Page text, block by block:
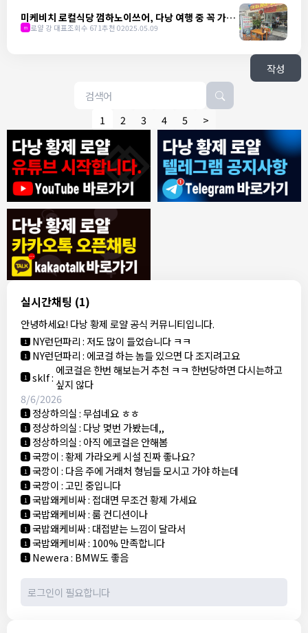
실시간채팅 (1)
안녕하세요! 다낭 황제 로얄 공식 커뮤니티입니다.
8/4/2026
1 모기한테물림:여기도 문의해보면 바로 알려줌
1 모기한테물림:정찰가보다 쌀수 없음
1 결혼안해:ㄹㅇ 팩트 ㅋㅋㅋㅋ
결혼안해:ㄹㅇ 팩트 ㅋㅋㅋㅋ
8/5/2026
NY런던파리 :다낭 에코걸 여기서 예약 가능한가요?
1 3군:에코걸 좀 조심 하는게 좋음
1 NY런던파리:저도 많이 들었습니다 ㅋㅋ
1 NY런던파리: 에코걸 하는 놈들 있으면 다 조지려고요
1 sklf: 에코걸은 한번 해보는거 추천 ㅋㅋ 한번당하면 다시는하고
싶지 않다
8/6/2026
1 정상하의실:무섭네요 ㅎㅎ
1 정상하의실: 다낭 몇번 가봤는데,,
1 정상하의실: 아직 에코걸은 안해봄
1 국깡이:황제 가라오케 시설 진짜 좋나요?
1 국깡이: 다음 주에 거래처 형님들 모시고 가야 하는데
1 국깡이:고민 중입니다
1 국밥왜케비싸: 접대면 무조건 황제 가세요
1 국밥왜케비싸:룸 컨디션이나
1 국밥왜케비싸: 대접받는 느낌이 달라서
1 국밥왜케비싸: 100% 만족합니다
1 Newera: BMW도 좋음
미케비치 로컬식당 껌하노이쓰어, 다낭 여행 중 꼭 가야
할 곳
m 로얄 강 대표 조회수 671추천 02025.05.09
작성
1 2 3 4 5 >